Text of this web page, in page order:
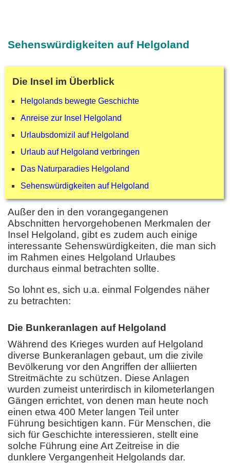
Sehenswürdigkeiten auf Helgoland
Die Insel im Überblick
Helgolands bewegte Geschichte
Anreise zur Insel Helgoland
Urlaubsdomizil auf Helgoland
Urlaub auf Helgoland verbringen
Das Naturparadies Helgoland
Sehenswürdigkeiten auf Helgoland
Außer den in den vorangegangenen
Abschnitten hervorgehobenen Merkmalen der
Insel Helgoland, gibt es zudem auch einige
interessante Sehenswürdigkeiten, die man sich
im Rahmen eines Helgoland Urlaubes
durchaus einmal betrachten sollte.
So lohnt es, sich u.a. einmal Folgendes näher
zu betrachten:
Die Bunkeranlagen auf Helgoland
Während des Krieges wurden auf Helgoland
diverse Bunkeranlagen gebaut, um die zivile
Bevölkerung vor den Angriffen der alliierten
Streitmächte zu schützen. Diese Anlagen
wurden zumeist unterirdisch in kilometerlangen
Gängen errichtet, von denen man heute noch
einen etwa 400 Meter langen Teil unter
Führung besichtigen kann. Für Menschen, die
sich für Geschichte interessieren, stellt eine
solche Führung eine Art Zeitreise in die
dunklere Vergangenheit Helgolands dar.